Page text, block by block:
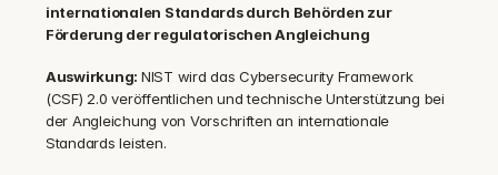
internationalen Standards durch Behörden zur
Förderung der regulatorischen Angleichung
Auswirkung: NIST wird das Cybersecurity Framework
(CSF) 2.0 veröffentlichen und technische Unterstützung bei
der Angleichung von Vorschriften an internationale
Standards leisten.